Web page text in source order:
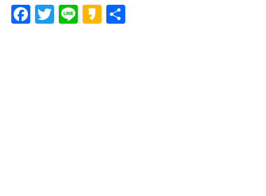
F T Li K